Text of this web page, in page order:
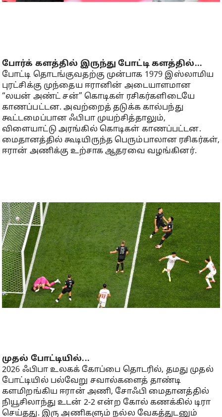
போர்க் களத்தில் இருந்து போட்டி களத்தில்...
போட்டி தொடங்குவதற்கு முன்பாக 1979 இஸ்லாமிய
புரட்சிக்கு முந்தைய ஈரானின் அடையாளமான
“லயன் அண்ட் சன்” கொடிகள் ரசிகர்களிடையே
காணப்பட்டன. அவற்றைத் தடுக்க கால்பந்து
கூட்டமைப்பான ஃபிபா முயற்சித்தாலும்,
விளையாட்டு அரங்கில் கொடிகள் காணப்பட்டன.
மைதானத்தில் கூடியிருந்த பெரும்பாலான ரசிகர்கள்,
ஈரான் அணிக்கு உற்சாக ஆதரவை வழங்கினர்.
முதல் போட்டியில்...
2026 ஃபிபா உலகக் கோப்பை தொடரில், தமது முதல்
போட்டியில் பல்வேறு சவால்களைத் தாண்டி
களமிறங்கிய ஈரான் அணி, சோஃபி மைதானத்தில்
நியூசிலாந்து உடன் 2-2 என்ற கோல் கணக்கில் டிரா
செய்தது. இரு அணிகளும் நல்ல வேகத்துடனும்